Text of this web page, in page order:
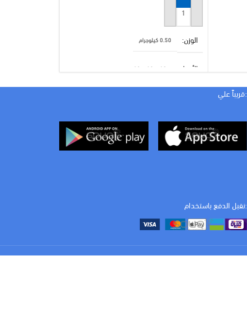
إضافة إلى السلة
الوزن 0.50 كيلوجرام
الأبعاد 10 × 10 × 10 سنتيميتر
امبير
قدرة الفصل (KA) 6 K
:قريباً علي
:نقبل الدفع باستخدام